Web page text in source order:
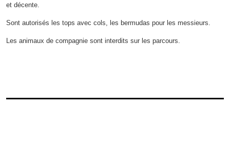
et décente.
Sont autorisés les tops avec cols, les bermudas pour les messieurs.
Les animaux de compagnie sont interdits sur les parcours.